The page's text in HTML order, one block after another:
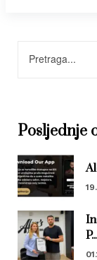
Posljednje
P...